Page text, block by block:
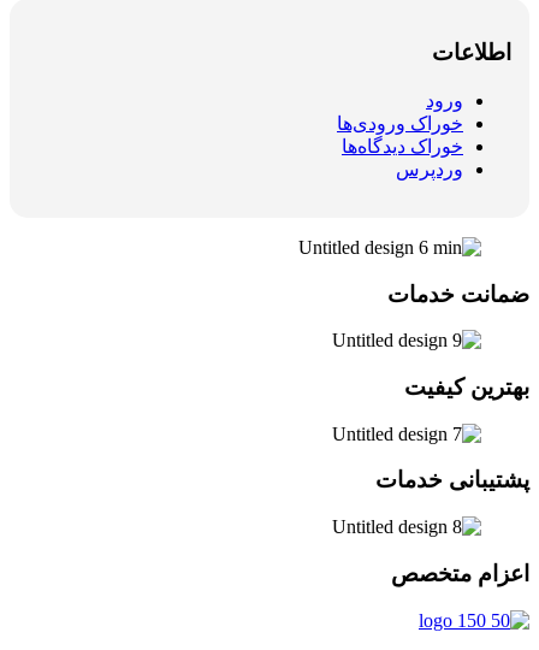
اطلاعات
ورود
خوراک ورودی‌ها
خوراک دیدگاه‌ها
وردپرس
ضمانت خدمات
بهترین کیفیت
پشتیبانی خدمات
اعزام متخصص